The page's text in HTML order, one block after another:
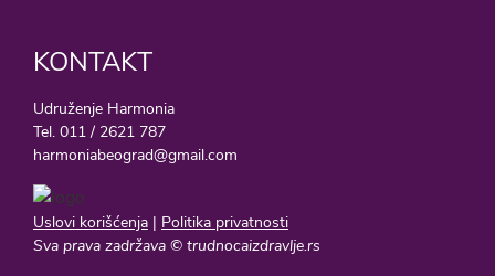
KONTAKT
Udruženje Harmonia
Tel. 011 / 2621 787
harmoniabeograd@gmail.com
Uslovi korišćenja | Politika privatnosti
Sva prava zadržava © trudnocaizdravlje.rs